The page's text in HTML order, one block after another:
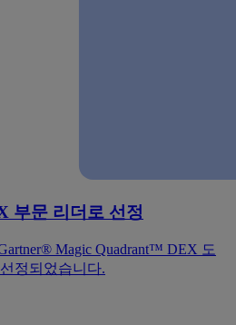
부문 리더로 선정
Magic Quadrant™ DEX 도
정되었습니다.